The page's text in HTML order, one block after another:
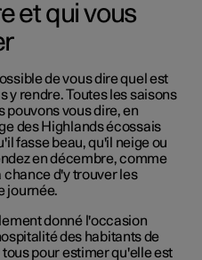
et qui vous
de vous dire quel est
y rendre. Toutes les saisons
pouvons vous dire, en
des Highlands écossais
fasse beau, qu'il neige ou
en décembre, comme
chance d'y trouver les
journée.
donné l'occasion
des habitants de
pour estimer qu'elle est